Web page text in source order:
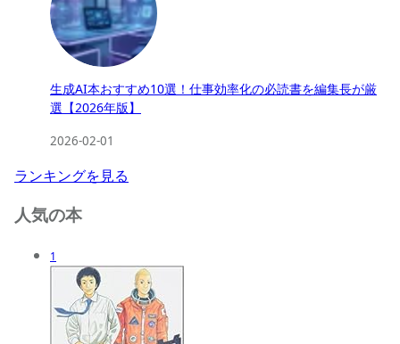
生成AI本おすすめ10選！仕事効率化の必読書を編集長が厳
選【2026年版】
2026-02-01
ランキングを見る
人気の本
1